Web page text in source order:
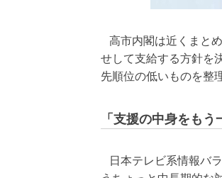
高市内閣は近くまと
せして支給する方針を
先順位の低いものを整
「支援の中身をもう
日本テレビ系情報バ